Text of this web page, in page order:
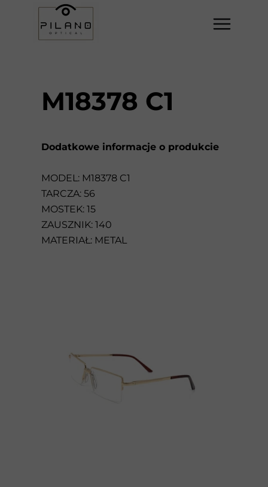
Dodatkowe informacje o produkcie
MODEL: M18378 C1
TARCZA: 56
MOSTEK: 15
ZAUSZNIK: 140
MATERIAŁ: METAL
M18378 C1